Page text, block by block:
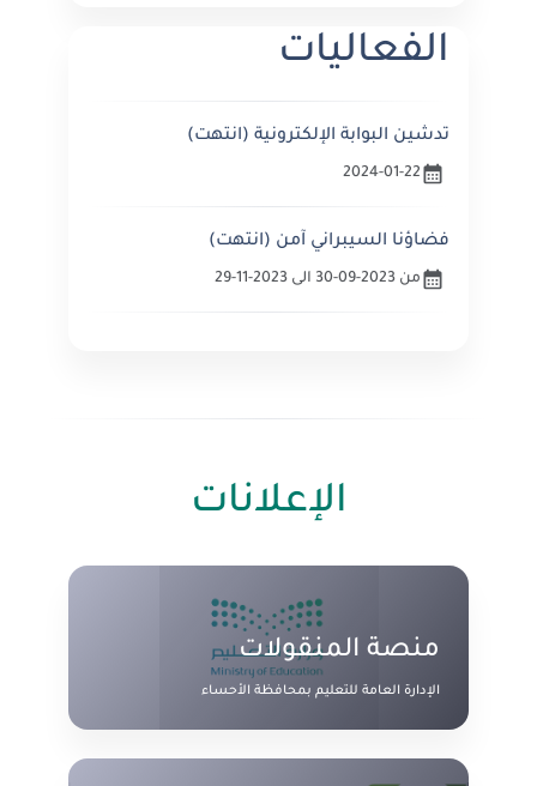
الفعاليات
تدشين البوابة الإلكترونية (انتهت)
2024-01-22
فضاؤنا السيبراني آمن (انتهت)
من 2023-09-30 الى 2023-11-29
الإعلانات
منصة المنقولات
الإدارة العامة للتعليم بمحافظة الأحساء